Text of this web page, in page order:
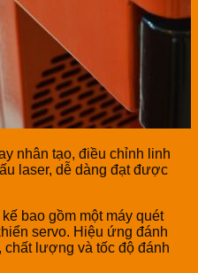
nhân tạo, điều chỉnh linh
laser, dễ dàng đạt được
bao gồm một máy quét
servo. Hiệu ứng đánh
chất lượng và tốc độ đánh